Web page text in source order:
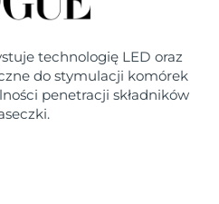
technologię LED oraz
do stymulacji komórek
penetracji składników